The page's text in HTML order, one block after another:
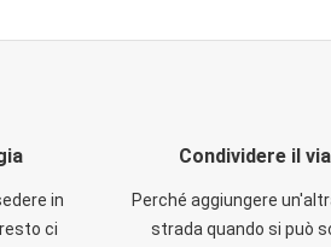
in
ci
Condividere il
Perché aggiungere
strada quando si può